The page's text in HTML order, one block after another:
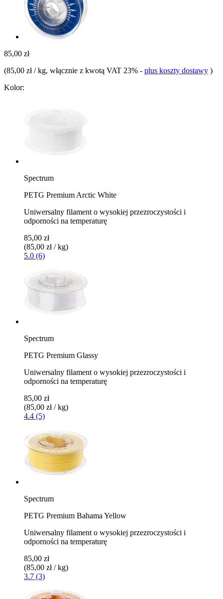
85,00 zł
(85,00 zł / kg, włącznie z kwotą VAT 23% - plus koszty dostawy )
Kolor:
Spectrum
PETG Premium Arctic White
Uniwersalny filament o wysokiej przezroczystości i
odporności na temperaturę
85,00 zł
(85,00 zł / kg)
5.0 (6)
Spectrum
PETG Premium Glassy
Uniwersalny filament o wysokiej przezroczystości i
odporności na temperaturę
85,00 zł
(85,00 zł / kg)
4.4 (5)
Spectrum
PETG Premium Bahama Yellow
Uniwersalny filament o wysokiej przezroczystości i
odporności na temperaturę
85,00 zł
(85,00 zł / kg)
3.7 (3)